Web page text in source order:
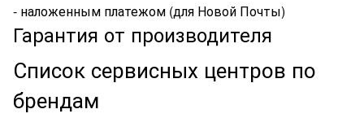
- наложенным платежом (для Новой Почты)
Гарантия от производителя
Список сервисных центров по
брендам